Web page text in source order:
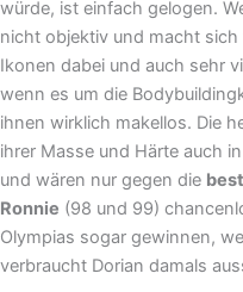
würde, ist einfach gelogen.
nicht objektiv und macht sich
Ikonen dabei und auch sehr
wenn es um die
ihnen wirklich makellos. Die
ihrer Masse und Härte auch
und wären nur gegen die
Ronnie (98 und 99)
Olympias sogar gewinnen,
verbraucht Dorian damals